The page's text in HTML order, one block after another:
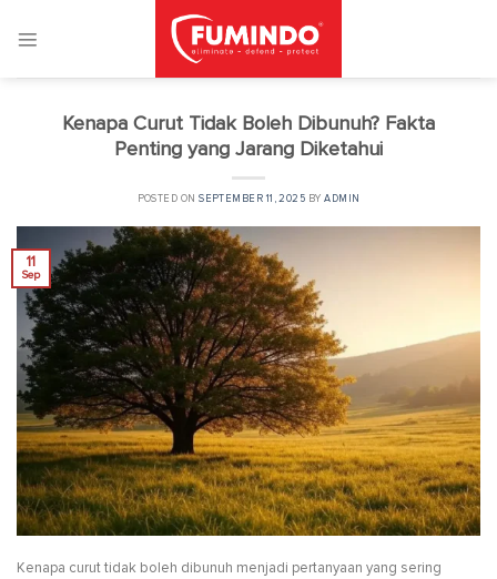
Kenapa Curut Tidak Boleh Dibunuh? Fakta
Penting yang Jarang Diketahui
POSTED ONSEPTEMBER 11, 2025 BYADMIN
11
Sep
Kenapa curut tidak boleh dibunuh menjadi pertanyaan yang sering